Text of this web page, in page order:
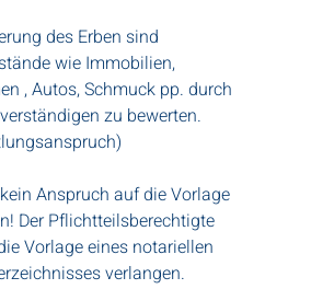
des Erben sind
wie Immobilien,
, Autos, Schmuck pp. durch
zu bewerten.
Anspruch auf die Vorlage
Der Pflichtteilsberechtigte
Vorlage eines notariellen
verlangen.